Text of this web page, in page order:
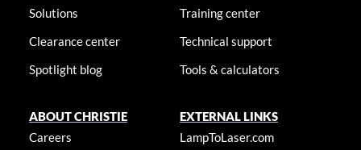
Solutions
Clearance center
Spotlight blog
Training center
Technical support
Tools & calculators
ABOUT CHRISTIE
Careers
EXTERNAL LINKS
LampToLaser.com